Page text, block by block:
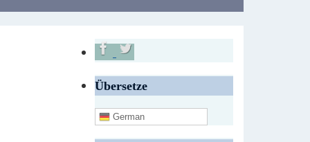
Übersetze
German